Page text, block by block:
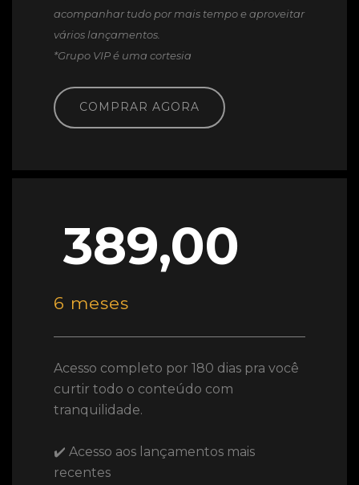
acompanhar tudo por mais tempo e aproveitar
vários lançamentos.
*Grupo VIP é uma cortesia
COMPRAR AGORA
389,00
6 meses
Acesso completo por 180 dias pra você
curtir todo o conteúdo com
tranquilidade.
✔️ Acesso aos lançamentos mais
recentes